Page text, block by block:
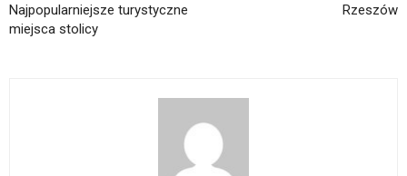
Najpopularniejsze turystyczne
miejsca stolicy
Rzeszów